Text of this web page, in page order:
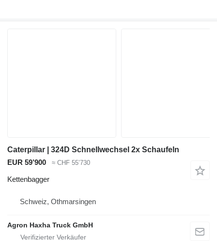
Caterpillar | 324D Schnellwechsel 2x Schaufeln
EUR 59’900
≈ CHF 55’730
Kettenbagger
Schweiz, Othmarsingen
Agron Haxha Truck GmbH